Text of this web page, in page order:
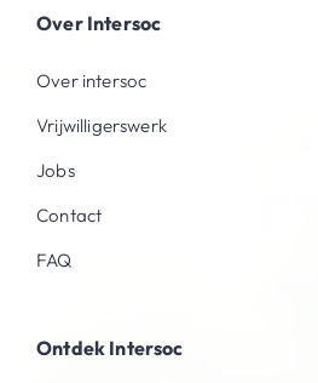
Over Intersoc
Over intersoc
Vrijwilligerswerk
Jobs
Contact
FAQ
Ontdek Intersoc